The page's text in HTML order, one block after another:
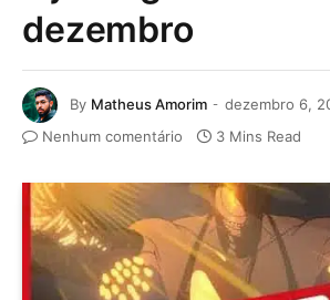
dezembro
By Matheus Amorim
dezembro 6,
Nenhum comentário
3 Mins Read